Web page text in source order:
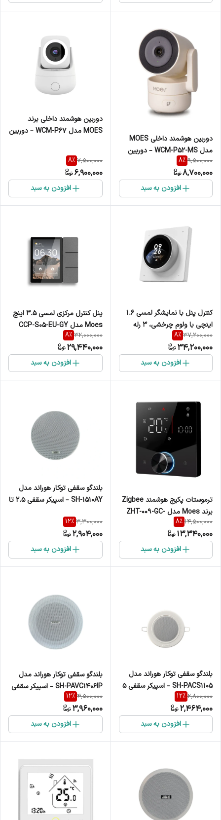
دوربین هوشمند داخلی MOES
مدل WCM-P52-MS – دوربین
شب، تشخیص حرکت
9,500,000
8%
8,700,000
افزودن به سبد
دوربین هوشمند داخلی برند
MOES مدل WCM-P67 – دوربین
شب رنگی و تعقیب هوشمند
انسان
7,500,000
8%
6,900,000
افزودن به سبد
کنترل پنل با نمایشگر لمسی 1.6
اینچی با ولوم چرخشی، ۳ رله
CCP-S03-EU
37,200,000
8%
34,200,000
افزودن به سبد
پنل کنترل مرکزی لمسی ۳.۵ اینچ
Moes مدل CCP-S05-EU-GY
32,000,000
8%
29,440,000
افزودن به سبد
ترموستات پکیج هوشمند Zigbee
برند Moes مدل ZHT-009-GC-
BK
14,500,000
8%
13,340,000
افزودن به سبد
بلندگو سقفی توکار هوراند مدل
SH-1510AY – اسپیکر سقفی 2.5 تا
3,300,000
12%
2,904,000
افزودن به سبد
بلندگو سقفی توکار هوراند مدل
SH-PACS1105 – اسپیکر سقفی 5
وات
2,800,000
12%
2,464,000
افزودن به سبد
بلندگو سقفی توکار هوراند مدل
SH-PAVC1406IP – اسپیکر سقفی
ضد رطوبت 1.5 تا 6 وات (IP66)
4,500,000
12%
3,960,000
افزودن به سبد